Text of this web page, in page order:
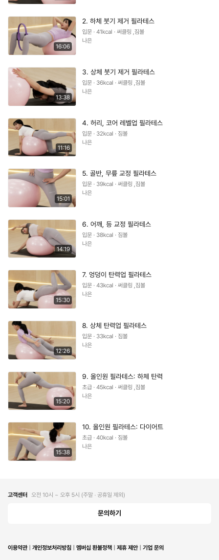
16:06
2. 하체 붓기 제거 필라테스
입문 · 41kcal · 써클링 ,짐볼
나은
13:38
3. 상체 붓기 제거 필라테스
입문 · 36kcal · 써클링 ,짐볼
나은
11:16
4. 허리, 코어 레벨업 필라테스
입문 · 32kcal · 짐볼
나은
15:01
5. 골반, 무릎 교정 필라테스
입문 · 39kcal · 써클링 ,짐볼
나은
14:19
6. 어깨, 등 교정 필라테스
입문 · 38kcal · 짐볼
나은
15:30
7. 엉덩이 탄력업 필라테스
입문 · 43kcal · 써클링 ,짐볼
나은
12:26
8. 상체 탄력업 필라테스
입문 · 33kcal · 짐볼
나은
15:20
9. 올인원 필라테스: 하체 탄력
초급 · 45kcal · 써클링 ,짐볼
나은
15:38
10. 올인원 필라테스: 다이어트
초급 · 40kcal · 짐볼
나은
고객센터 오전 10시 ~ 오후 5시 (주말 ∙ 공휴일 제외)
문의하기
이용약관 개인정보처리방침 멤버십 환불정책 제휴 제안 기업 문의